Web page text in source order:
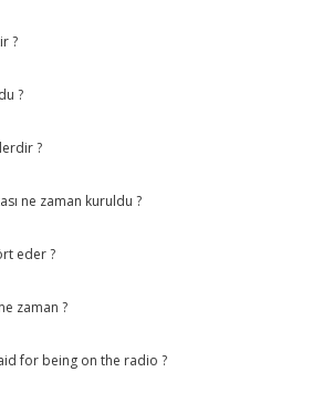
?
?
?
ne zaman kuruldu ?
eder ?
zaman ?
for being on the radio ?